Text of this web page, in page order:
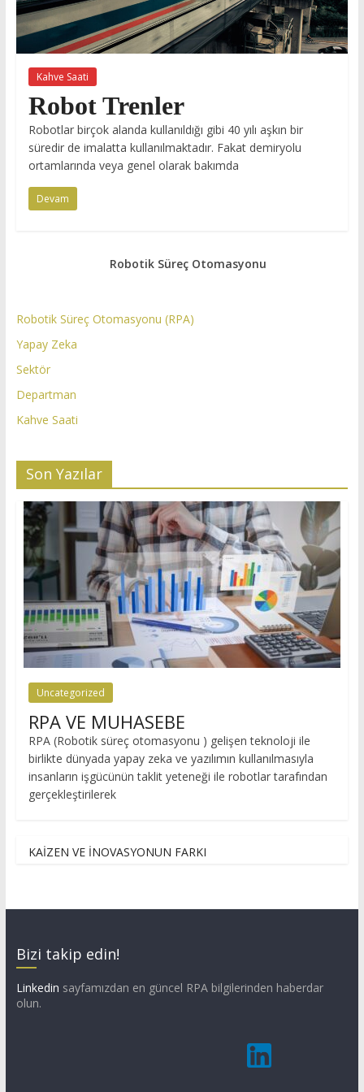
Kahve Saati
Robot Trenler
Robotlar birçok alanda kullanıldığı gibi 40 yılı aşkın bir
süredir de imalatta kullanılmaktadır. Fakat demiryolu
ortamlarında veya genel olarak bakımda
Devam
Robotik Süreç Otomasyonu
Robotik Süreç Otomasyonu (RPA)
Yapay Zeka
Sektör
Departman
Kahve Saati
Son Yazılar
Uncategorized
RPA VE MUHASEBE
RPA (Robotik süreç otomasyonu ) gelişen teknoloji ile
birlikte dünyada yapay zeka ve yazılımın kullanılmasıyla
insanların işgücünün taklit yeteneği ile robotlar tarafından
gerçekleştirilerek
KAİZEN VE İNOVASYONUN FARKI
Bizi takip edin!
Linkedin sayfamızdan en güncel RPA bilgilerinden haberdar
olun.